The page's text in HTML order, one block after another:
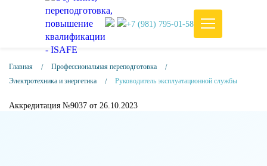
+7 (981) 795-01-58
Главная
Профессиональная переподготовка
Электротехника и энергетика
Руководитель эксплуатационной службы
Аккредитация №9037 от 26.10.2023